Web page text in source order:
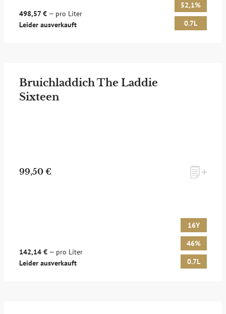
498,57 € — pro Liter
Leider ausverkauft
52,1%
0.7L
Bruichladdich The Laddie
Sixteen
99,50 €
142,14 € — pro Liter
Leider ausverkauft
16Y
46%
0.7L